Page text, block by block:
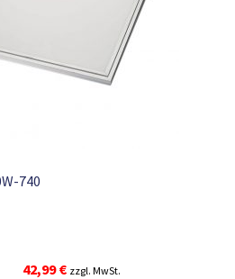
740
Ursprünglicher
42,99€Aktueller
zzgl. MwSt.